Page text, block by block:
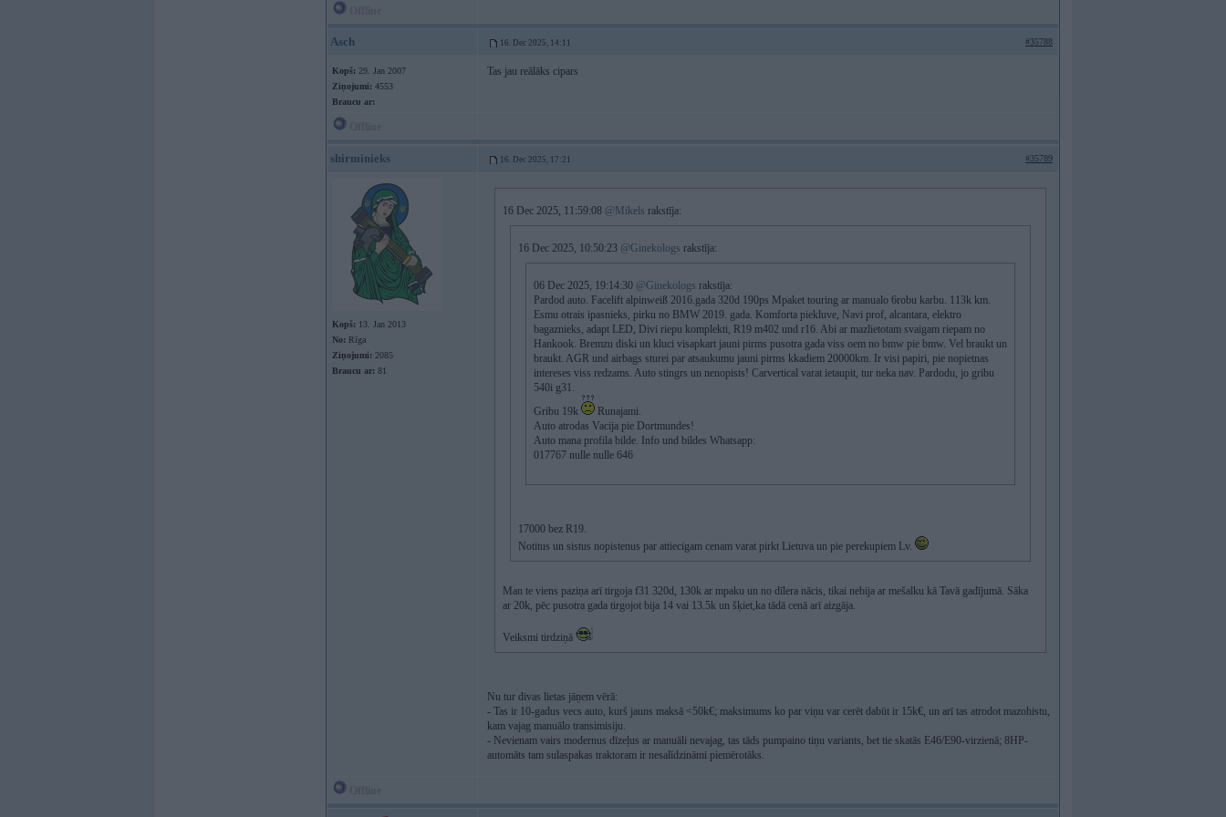
Asch 16. Dec 2025, 14:11 #35788
Kopš: 29. Jan 2007
Ziņojumi: 4553
Braucu ar:
Tas jau reālāks cipars
shirminieks 16. Dec 2025, 17:21 #35789
Kopš: 13. Jan 2013
No: Rīga
Ziņojumi: 2085
Braucu ar: 81
16 Dec 2025, 11:59:08 @Mikels rakstīja:
16 Dec 2025, 10:50:23 @Ginekologs rakstīja:
06 Dec 2025, 19:14:30 @Ginekologs rakstīja:
Pardod auto. Facelift alpinweiß 2016.gada 320d 190ps Mpaket touring ar manualo 6robu karbu. 113k km.
Esmu otrais ipasnieks, pirku no BMW 2019. gada. Komforta piekluve, Navi prof, alcantara, elektro
bagaznieks, adapt LED, Divi riepu komplekti, R19 m402 und r16. Abi ar mazlietotam svaigam riepam no
Hankook. Bremzu diski un kluci visapkart jauni pirms pusotra gada viss oem no bmw pie bmw. Vel braukt un
braukt. AGR und airbags sturei par atsaukumu jauni pirms kkadiem 20000km. Ir visi papiri, pie nopietnas
intereses viss redzams. Auto stingrs un nenopists! Carvertical varat ietaupit, tur neka nav. Pardodu, jo gribu
540i g31.
Gribu 19k
Runajami.
Auto atrodas Vacija pie Dortmundes!
Auto mana profila bilde. Info und bildes Whatsapp:
017767 nulle nulle 646
17000 bez R19.
Notitus un sistus nopistenus par attiecigam cenam varat pirkt Lietuva un pie perekupiem Lv.
Man te viens paziņa arī tirgoja f31 320d, 130k ar mpaku un no dīlera nācis, tikai nebija ar mešalku kā Tavā gadījumā. Sāka
ar 20k, pēc pusotra gada tirgojot bija 14 vai 13.5k un šķiet,ka tādā cenā arī aizgāja.
Veiksmi tirdziņā
Nu tur divas lietas jāņem vērā:
- Tas ir 10-gadus vecs auto, kurš jauns maksā <50k€; maksimums ko par viņu var cerēt dabūt ir 15k€, un arī tas atrodot mazohistu,
kam vajag manuālo transimisiju.
- Nevienam vairs modernus dīzeļus ar manuāli nevajag, tas tāds pumpaino tiņu variants, bet tie skatās E46/E90-virzienā; 8HP-
automāts tam sulaspakas traktoram ir nesalīdzināmi piemērotāks.